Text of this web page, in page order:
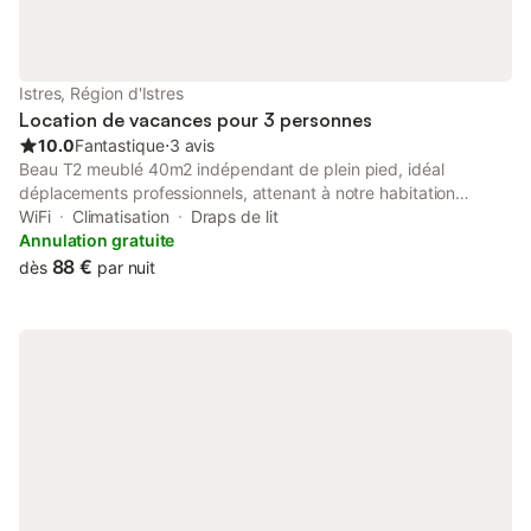
Istres, Région d'Istres
Location de vacances pour 3 personnes
10.0Fantastique⋅3 avis
Beau T2 meublé 40m2 indépendant de plein pied, idéal
déplacements professionnels, attenant à notre habitation
principale. Chambre lit 140x200, SDB Douche italienne + WC,
cuisine intégrée toute équipée avec salon-SAM, Clic-Clac neuf
pouvant accueillir un adulte supplémentaire. Clim réversible.
WiFi Climatisation
Draps de lit
Annulation gratuite
dès 88 € par nuit